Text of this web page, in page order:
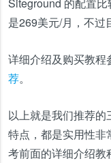
是269美元/月，不过
详细介绍及购买教程
荐。
以上就是我们推荐
特点，都是实用性非
考前面的详细介绍教